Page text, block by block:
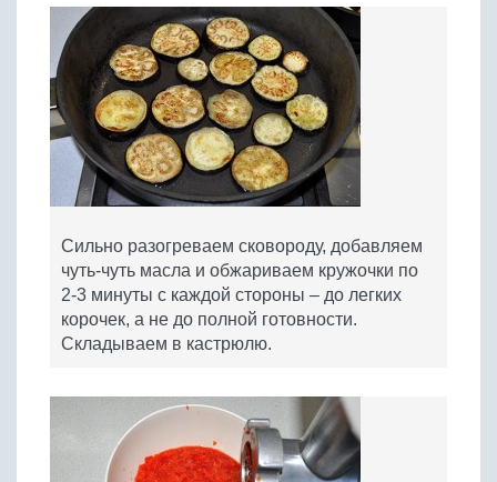
Сильно разогреваем сковороду, добавляем
чуть-чуть масла и обжариваем кружочки по
2-3 минуты с каждой стороны – до легких
корочек, а не до полной готовности.
Складываем в кастрюлю.